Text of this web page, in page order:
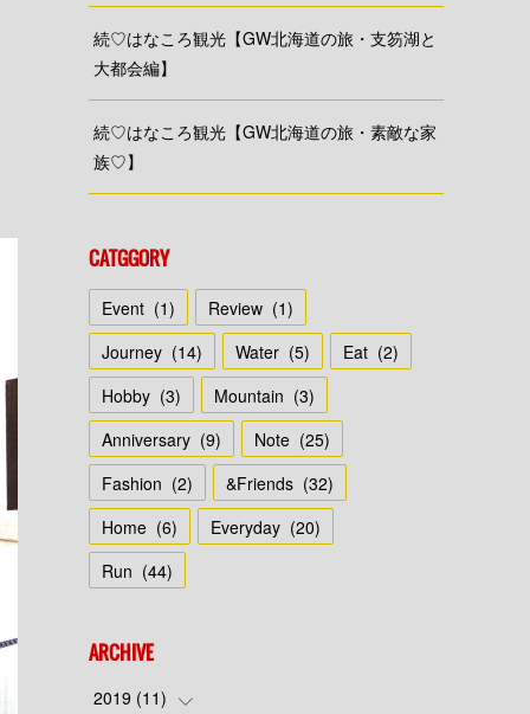
続♡はなころ観光【GW北海道の旅・支笏湖と
大都会編】
続♡はなころ観光【GW北海道の旅・素敵な家
族♡】
CATGGORY
Event (1) Review (1)
Journey (14) Water (5) Eat (2)
Hobby (3) Mountain (3)
Anniversary (9) Note (25)
Fashion (2) &Friends (32)
Home (6) Everyday (20)
Run (44)
ARCHIVE
2019 (11)